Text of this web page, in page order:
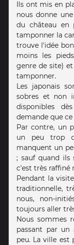
Ils ont mis en
nous donne
du château en
tamponner la
trouve l'idée
moins les
genre de site)
tamponner.
Les japonais
sobres et non
disponibles
demande que ce
Par contre, un
un peu trop
manquent un
; sauf quand ils
c'est très raffiné
Pendant la
traditionnelle,
nous, non-
toujours aller
Nous sommes
passant par
peu. La ville est